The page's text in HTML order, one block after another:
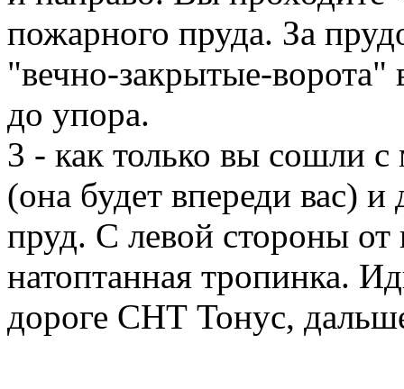
пожарного пруда. За
"вечно-закрытые-
до упора.
3 - как только вы сошли
(она будет впереди вас) и
пруд. С левой стороны от
натоптанная тропинка.
дороге СНТ Тонус,